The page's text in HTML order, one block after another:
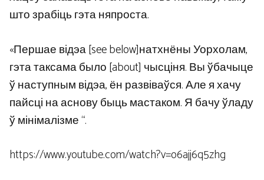
што зрабіць гэта няпроста.
«Першае відэа [see below]натхнёны Уорхолам,
гэта таксама было [about] чысціня. Вы ўбачыце
ў наступным відэа, ён развіваўся. Але я хачу
пайсці на аснову быць мастаком. Я бачу ўладу
ў мінімалізме “.
https://www.youtube.com/watch?v=o6ajj6q5zhg